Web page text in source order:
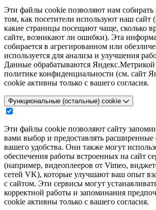
Эти файлы cookie позволяют нам
том, как посетители используют наш сайт
какие страницы посещают чаще, сколько
сайте, возникают ли ошибки). Эта
собирается в агрегированном или
используется для анализа и улучшения
Данные обрабатываются Яндекс.Метрикой
политике конфиденциальности (см. сайт
cookie активны только с вашего согласия.
Функциональные (остальные) cookie
Эти файлы cookie позволяют сайту
вами выбор и предоставлять
вашего удобства. Они также могут
обеспечения работы встроенных на сайт
(например, видеоплееров от Vimeo,
сетей VK), которые улучшают ваш опыт
с сайтом. Эти сервисы могут
корректной работы и запоминания
cookie активны только с вашего согласия.